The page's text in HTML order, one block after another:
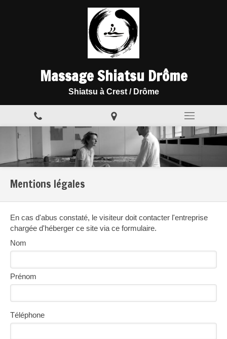
Massage Shiatsu Drôme
Shiatsu à Crest / Drôme
Mentions légales
En cas d'abus constaté, le visiteur doit contacter l'entreprise
chargée d'héberger ce site via ce formulaire.
Nom
Prénom
Téléphone